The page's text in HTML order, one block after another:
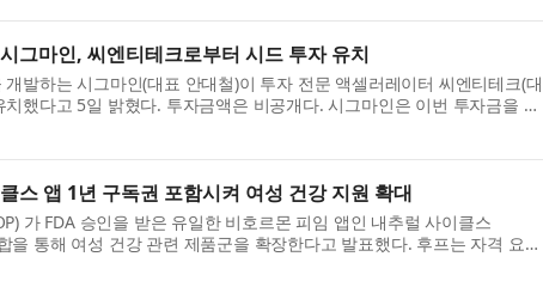
그마인, 씨엔티테크로부터 시드 투자 유치
발하는 시그마인(대표 안대철)이 투자 전문 액셀러레이터 씨엔티테크(대
했다고 5일 밝혔다. 투자금액은 비공개다. 시그마인은 이번 투자금을 자
그마인’의 고...
스 앱 1년 구독권 포함시켜 여성 건강 지원 확대
가 FDA 승인을 받은 유일한 비호르몬 피임 앱인 내추럴 사이클스
을 통해 여성 건강 관련 제품군을 확장한다고 발표했다. 후프는 자격 요건
사용자에게 NC° 앱 12개...